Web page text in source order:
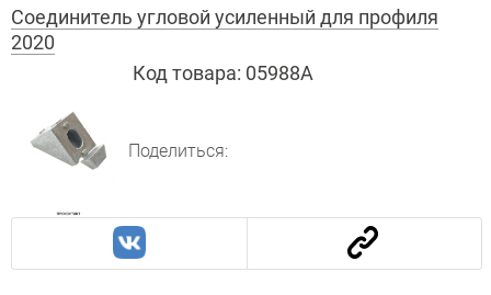
Соединитель угловой усиленный для профиля
2020
Код товара: 05988А
Поделиться: